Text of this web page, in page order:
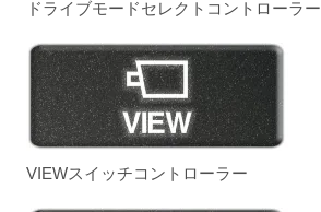
ドライブモードセレクトコントローラー
VIEWスイッチコントローラー